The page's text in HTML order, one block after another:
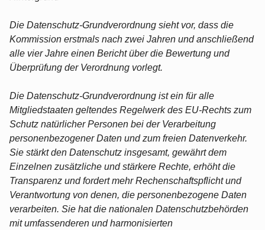
Die Datenschutz-Grundverordnung sieht vor, dass die
Kommission erstmals nach zwei Jahren und anschließend
alle vier Jahre einen Bericht über die Bewertung und
Überprüfung der Verordnung vorlegt.
Die Datenschutz-Grundverordnung ist ein für alle
Mitgliedstaaten geltendes Regelwerk des EU-Rechts zum
Schutz natürlicher Personen bei der Verarbeitung
personenbezogener Daten und zum freien Datenverkehr.
Sie stärkt den Datenschutz insgesamt, gewährt dem
Einzelnen zusätzliche und stärkere Rechte, erhöht die
Transparenz und fordert mehr Rechenschaftspflicht und
Verantwortung von denen, die personenbezogene Daten
verarbeiten. Sie hat die nationalen Datenschutzbehörden
mit umfassenderen und harmonisierten